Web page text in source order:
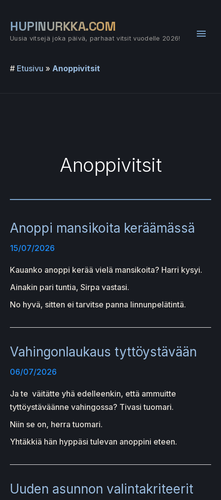
sisältöön
HUPINURKKA.COM
Uusia vitsejä joka päivä, parhaat vitsit vuodelle 2026!
# Etusivu » Anoppivitsit
Anoppivitsit
Anoppi mansikoita keräämässä
15/07/2026
Kauanko anoppi kerää vielä mansikoita? Harri kysyi.
Ainakin pari tuntia, Sirpa vastasi.
No hyvä, sitten ei tarvitse panna linnunpelätintä.
Vahingonlaukaus tyttöystävään
06/07/2026
Ja te väitätte yhä edelleenkin, että ammuitte
tyttöystäväänne vahingossa? Tivasi tuomari.
Niin se on, herra tuomari.
Yhtäkkiä hän hyppäsi tulevan anoppini eteen.
Uuden asunnon valintakriteerit